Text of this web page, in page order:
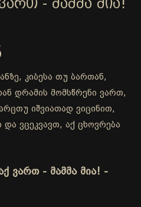
- ᲛᲐᲛᲛᲐ ᲛᲘᲐ!
კიბესა თუ ბართან,
დრამის მომსწრენი ვართ,
იშვიათად ვიცინით,
ვცეკვავთ, აქ ცხოვრება
ვართ - მამმა მია! -